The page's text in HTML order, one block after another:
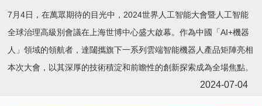
7月4日，在萬眾期待的目光中，2024世界人工智能大會暨人工智能
全球治理高級別會議在上海世博中心盛大啟幕。作為中國「AI+機器
人」領域的領航者，達闥攜旗下一系列雲端智能機器人產品矩陣亮相
本次大會，以其深厚的技術積淀和前瞻性的創新探索成為全場焦點。
2024-07-04